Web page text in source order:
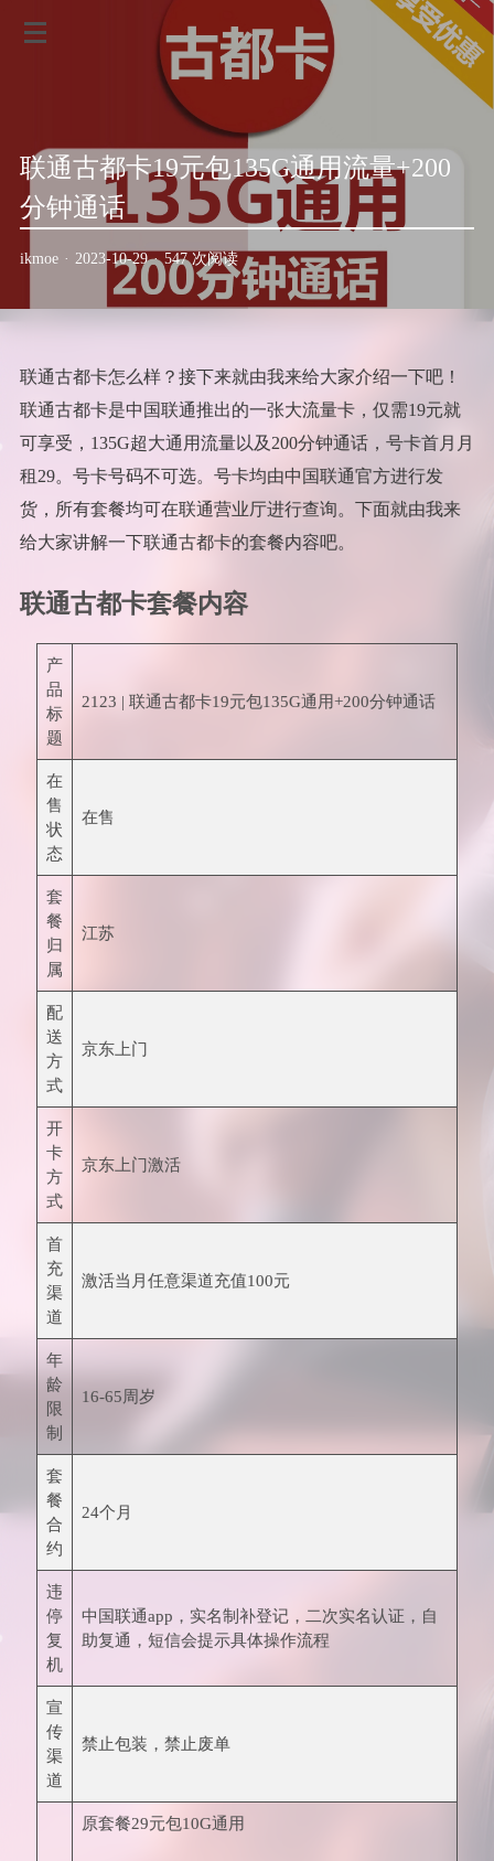
联通古都卡19元包135G通用流量+200
分钟通话
ikmoe · 2023-10-29 · 547 次阅读
联通古都卡怎么样？接下来就由我来给大家介绍一下吧！
联通古都卡是中国联通推出的一张大流量卡，仅需19元就
可享受，135G超大通用流量以及200分钟通话，号卡首月月
租29。号卡号码不可选。号卡均由中国联通官方进行发
货，所有套餐均可在联通营业厅进行查询。下面就由我来
给大家讲解一下联通古都卡的套餐内容吧。
联通古都卡套餐内容
产
品
标
题
2123 | 联通古都卡19元包135G通用+200分钟通话
在
售
状
态
在售
套
餐
归
属
江苏
配
送
方
式
京东上门
开
卡
方
式
京东上门激活
首
充
渠
道
激活当月任意渠道充值100元
年
龄
限
制
16-65周岁
套
餐
合
约
24个月
违
停
复
机
中国联通app，实名制补登记，二次实名认证，自
助复通，短信会提示具体操作流程
宣
传
渠
道
禁止包装，禁止废单
原套餐29元包10G通用